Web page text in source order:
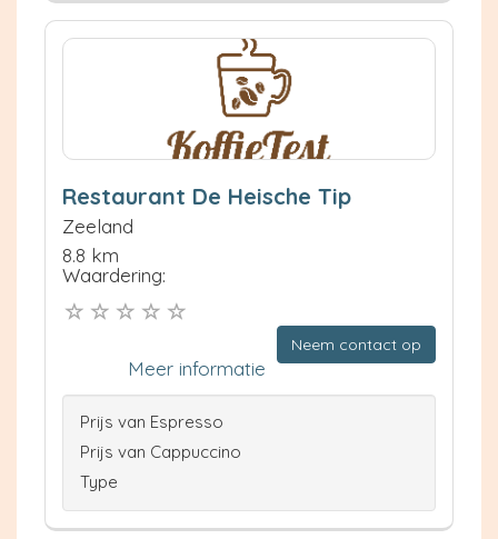
Restaurant De Heische Tip
Zeeland
8.8 km
Waardering:
Neem contact op
Meer informatie
Prijs van Espresso
Prijs van Cappuccino
Type